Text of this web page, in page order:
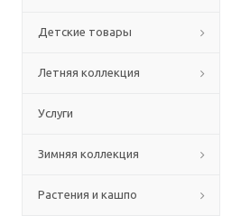
Детские товары
Летняя коллекция
Услуги
Зимняя коллекция
Растения и кашпо